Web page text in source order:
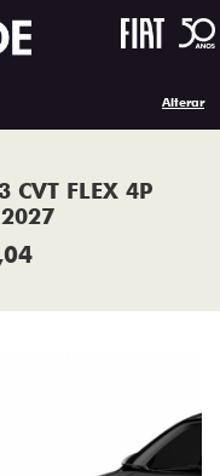
Alterar
CVT FLEX 4P